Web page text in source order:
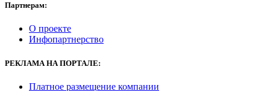
Партнерам:
О проекте
Инфопартнерство
РЕКЛАМА НА ПОРТАЛЕ:
Платное размещение компании